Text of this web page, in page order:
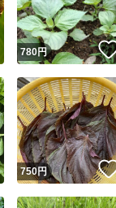
いいね！
780円
いいね！
750円